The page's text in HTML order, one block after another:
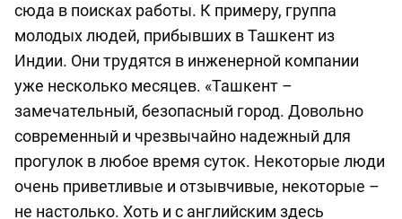
сюда в поисках работы. К примеру, группа
молодых людей, прибывших в Ташкент из
Индии. Они трудятся в инженерной компании
уже несколько месяцев. «Ташкент –
замечательный, безопасный город. Довольно
современный и чрезвычайно надежный для
прогулок в любое время суток. Некоторые люди
очень приветливые и отзывчивые, некоторые –
не настолько. Хоть и с английским здесь